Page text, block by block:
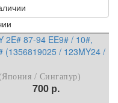
2E# 87-94 EE9# / 10#,
(1356819025 / 123MY24 /
/ Сингапур)
700 р.